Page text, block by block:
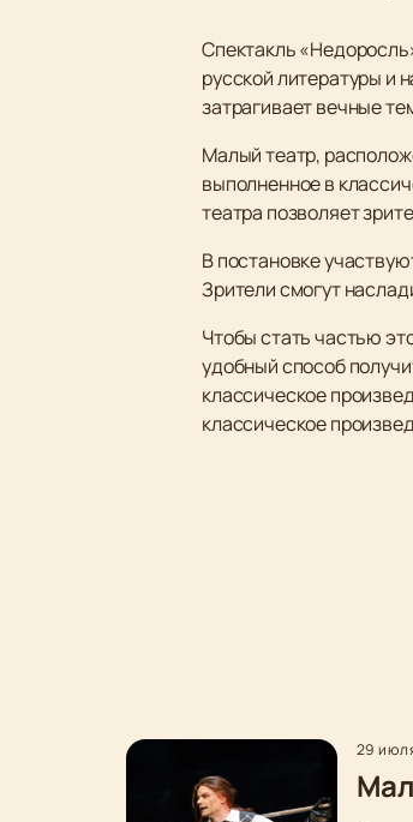
Спектакль
русской литературы и
затрагивает вечные
Малый театр,
выполненное в
театра позволяет
В постановке
Зрители смогут
Чтобы стать частью
удобный способ
классическое
классическое
29